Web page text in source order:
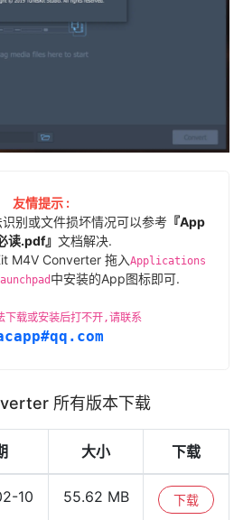
友情提示 :
别或文件损坏情况可以参考 『App
读.pdf』 文档解决.
M4V Converter 拖入Applications
中安装的App图标即可.
下载或安装后打不开,请联系
所有版本下载
大小 下载
10 55.62 MB 下载